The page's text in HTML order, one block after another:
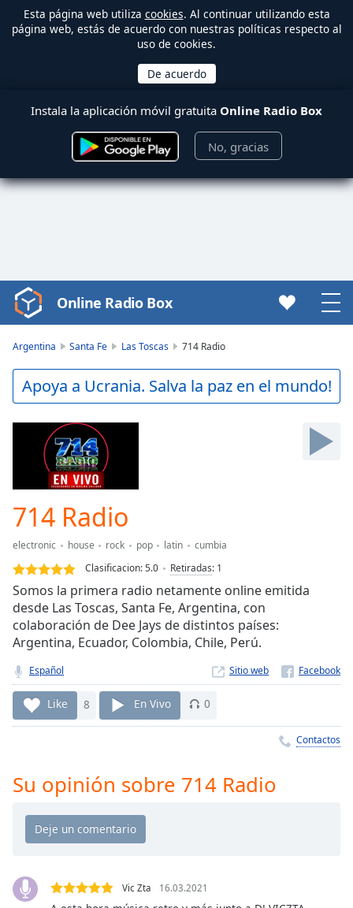
Esta página web utiliza cookies. Al continuar utilizando esta
página web, estás de acuerdo con nuestras políticas respecto al
uso de cookies.
Instala la aplicación móvil gratuita Online Radio Box
No, gracias
Video
Player
Play
Video
Backward
Mute
Current
Time
0:00
Loaded:
0.00%
Stream
TypeLIVE
Seek to
currently
behind
liveLIVE
Remaining
Time-
Chapters
Descriptions
Online Radio Box
Argentina Santa Fe Las Toscas 714 Radio
Apoya a Ucrania. Salva la paz en el mundo!
714 Radio
electronic house rock pop latin
cumbia
Clasificacion:5.0 Retiradas: 1
Somos la primera radio netamente online emitida
desde Las Toscas, Santa Fe, Argentina, con
colaboración de Dee Jays de distintos países:
Argentina, Ecuador, Colombia, Chile, Perú.
Español Sitio web
Like 8 En Vivo 0
Contactos
Su opinión sobre 714 Radio
Vic Zta 16.03.2021